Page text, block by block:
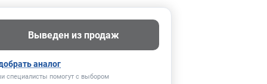
Выведен из продаж
аналог
специалисты помогут с выбором